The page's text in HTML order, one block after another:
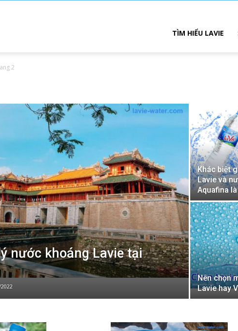
TÌM HIỂU LAVIE
2
nước khoáng Lavie tại
Khác biệt
Lavie và
Aquafina
Nên chọn
Lavie hay